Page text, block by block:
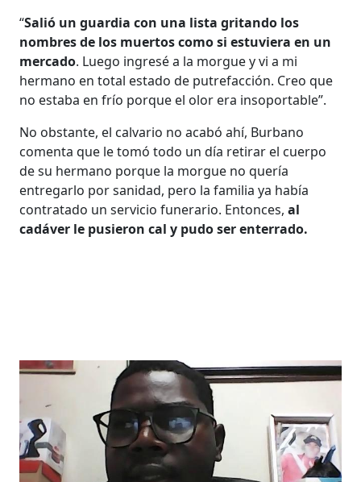
“Salió un guardia con una lista gritando los
nombres de los muertos como si estuviera en un
mercado. Luego ingresé a la morgue y vi a mi
hermano en total estado de putrefacción. Creo que
no estaba en frío porque el olor era insoportable”.
No obstante, el calvario no acabó ahí, Burbano
comenta que le tomó todo un día retirar el cuerpo
de su hermano porque la morgue no quería
entregarlo por sanidad, pero la familia ya había
contratado un servicio funerario. Entonces,al
cadáver le pusieron cal y pudo ser enterrado.